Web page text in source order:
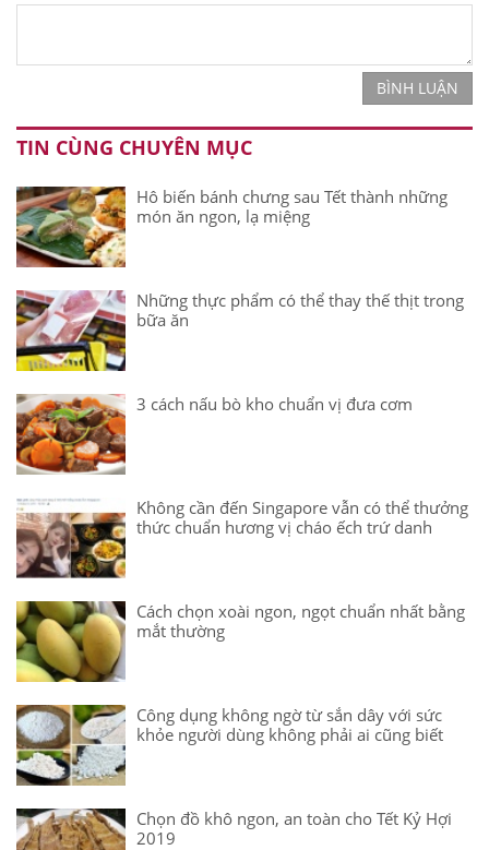
BÌNH LUẬN
TIN CÙNG CHUYÊN MỤC
Hô biến bánh chưng sau Tết thành những
món ăn ngon, lạ miệng
Những thực phẩm có thể thay thế thịt trong
bữa ăn
3 cách nấu bò kho chuẩn vị đưa cơm
Không cần đến Singapore vẫn có thể thưởng
thức chuẩn hương vị cháo ếch trứ danh
Cách chọn xoài ngon, ngọt chuẩn nhất bằng
mắt thường
Công dụng không ngờ từ sắn dây với sức
khỏe người dùng không phải ai cũng biết
Chọn đồ khô ngon, an toàn cho Tết Kỷ Hợi
2019